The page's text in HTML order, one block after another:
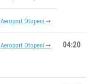
Aeroport Otopeni
Aeroport Otopeni 04:20